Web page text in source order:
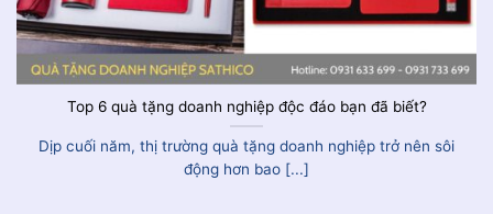
Top 6 quà tặng doanh nghiệp độc đáo bạn đã biết?
Dịp cuối năm, thị trường quà tặng doanh nghiệp trở nên sôi
động hơn bao [...]